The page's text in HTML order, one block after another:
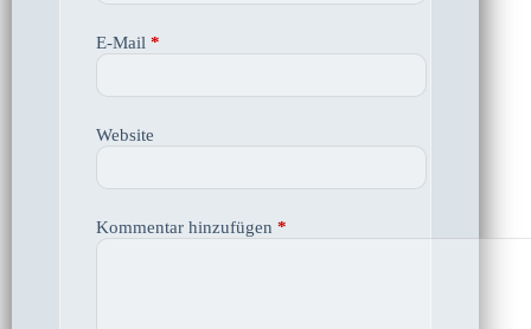
E-Mail *
Website
Kommentar hinzufügen *